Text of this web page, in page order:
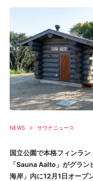
NEWS サウナニュース
国立公園で本格フィンラ
「Sauna Aalto」がグラ
海岸」内に12月1日オープ